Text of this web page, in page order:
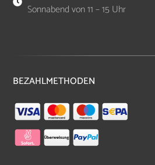
Sonnabend von 11 – 15 Uhr
BEZAHLMETHODEN